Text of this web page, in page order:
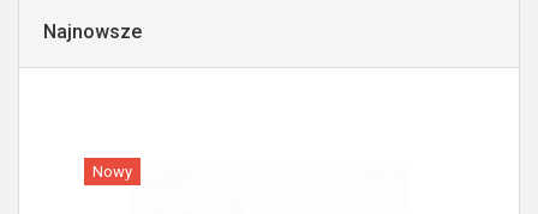
Najnowsze
Nowy